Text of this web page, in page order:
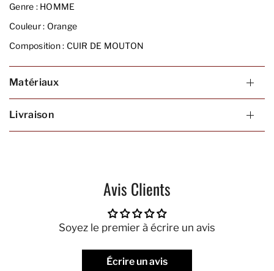
Genre :HOMME
Couleur : Orange
Composition : CUIR DE MOUTON
Matériaux
Livraison
Avis Clients
Soyez le premier à écrire un avis
Écrire un avis